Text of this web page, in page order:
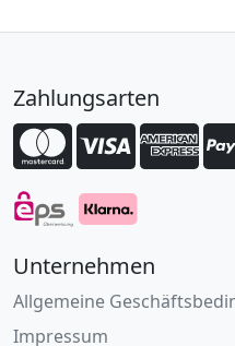
Zahlungsarten
Unternehmen
Allgemeine
Impressum